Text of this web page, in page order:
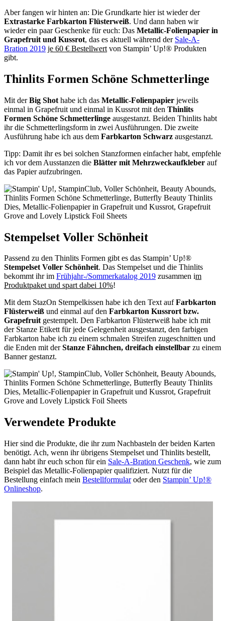
Aber fangen wir hinten an: Die Grundkarte hier ist wieder der
Extrastarke Farbkarton Flüsterweiß. Und dann haben wir
wieder ein paar Geschenke für euch: Das Metallic-Folienpapier in
Grapefruit und Kussrot, das es aktuell während der Sale-A-
Bration 2019 je 60 € Bestellwert von Stampin’ Up!® Produkten
gibt.
Thinlits Formen Schöne Schmetterlinge
Mit derBig Shot habe ich das Metallic-Folienpapier jeweils
einmal in Grapefruit und einmal in Kussrot mit den Thinlits
Formen Schöne Schmetterlinge ausgestanzt. Beiden Thinlits habt
ihr die Schmetterlingsform in zwei Ausführungen. Die zweite
Ausführung habe ich aus dem Farbkarton Schwarz ausgestanzt.
Tipp: Damit ihr es bei solchen Stanzformen einfacher habt, empfehle
ich vor dem Ausstanzen die Blätter mit Mehrzweckaufkleber auf
das Papier aufzubringen.
Stempelset Voller Schönheit
Passend zu den Thinlits Formen gibt es das Stampin’ Up!®
Stempelset Voller Schönheit. Das Stempelset und die Thinlits
bekommt ihr im Frühjahr-/Sommerkatalog 2019 zusammen im
Produktpaket und spart dabei 10%!
Mit dem StazOn Stempelkissen habe ich den Text aufFarbkarton
Flüsterweiß und einmal auf den Farbkarton Kussrort bzw.
Grapefruitgestempelt. Den Farbkarton Flüsterweiß habe ich mit
der Stanze Etikett für jede Gelegenheit ausgestanzt, den farbigen
Farbkarton habe ich zu einem schmalen Streifen zugeschnitten und
die Enden mit derStanze Fähnchen, dreifach einstellbar zu einem
Banner gestanzt.
Verwendete Produkte
Hier sind die Produkte, die ihr zum Nachbasteln der beiden Karten
benötigt. Ach, wenn ihr übrigens Stempelset und Thinlits bestellt,
dann habt ihr euch schon für ein Sale-A-Bration Geschenk, wie zum
Beispiel das Metallic-Folienpapier qualifiziert. Nutzt für die
Bestellung einfach mein Bestellformularoder den Stampin’ Up!®
Onlineshop.